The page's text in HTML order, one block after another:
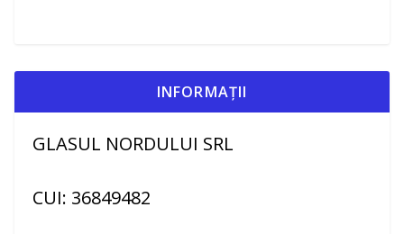
INFORMAȚII
GLASUL NORDULUI SRL
CUI: 36849482